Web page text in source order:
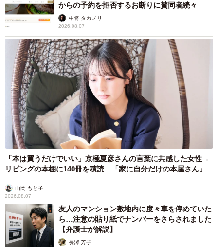
からの予約を拒否するお断りに賛同者続々
中将 タカノリ
2026.08.07
「本は買うだけでいい」京極夏彦さんの言葉に共感した女性→
リビングの本棚に140冊を積読 「家に自分だけの本屋さん」
山岡 もと子
2026.08.07
友人のマンション敷地内に度々車を停めていた
ら…注意の貼り紙でナンバーをさらされました
【弁護士が解説】
長澤 芳子